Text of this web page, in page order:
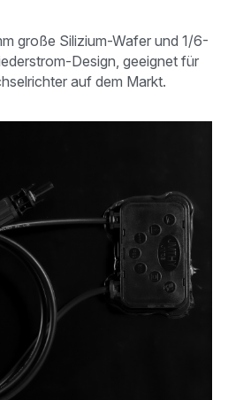
große Silizium-Wafer und 1/6-
Design, geeignet für
auf dem Markt.